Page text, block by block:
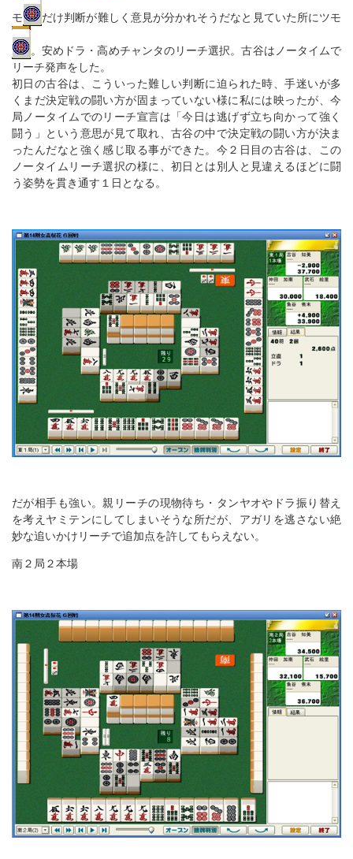
モ だけ判断が難しく意見が分かれそうだなと見ていた所にツモ
。安めドラ・高めチャンタのリーチ選択。古谷はノータイムで
リーチ発声をした。
初日の古谷は、こういった難しい判断に迫られた時、手迷いが多
くまだ決定戦の闘い方が固まっていない様に私には映ったが、今
局ノータイムでのリーチ宣言は「今日は逃げず立ち向かって強く
闘う」という意思が見て取れ、古谷の中で決定戦の闘い方が決ま
ったんだなと強く感じ取る事ができた。今２日目の古谷は、この
ノータイムリーチ選択の様に、初日とは別人と見違えるほどに闘
う姿勢を貫き通す１日となる。
だが相手も強い。親リーチの現物待ち・タンヤオやドラ振り替え
を考えヤミテンにしてしまいそうな所だが、アガリを逃さない絶
妙な追いかけリーチで追加点を許してもらえない。
南２局２本場